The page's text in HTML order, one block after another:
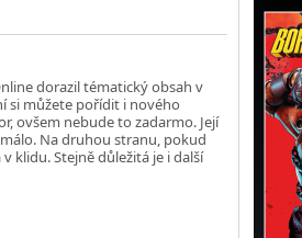
dorazil tématický obsah v
si můžete pořídit i nového
ovšem nebude to zadarmo. Její
Na druhou stranu, pokud
klidu. Stejně důležitá je i další